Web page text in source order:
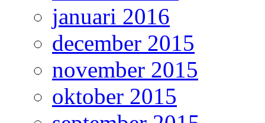
januari 2016
december 2015
november 2015
oktober 2015